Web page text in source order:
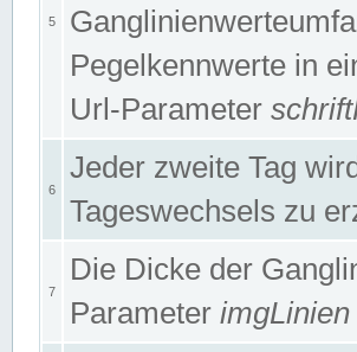
5
Pegelkennwerte in
Url-Parameter
6
Jeder zweite Tag
Tageswechsels zu
7
Die Dicke der
Parameter imgLinien